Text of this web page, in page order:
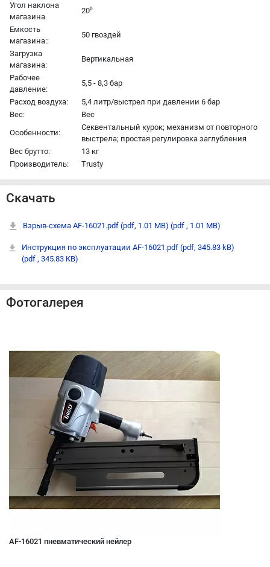
Угол наклона
магазина
20⁰
Емкость
магазина::
50 гвоздей
Загрузка
магазина:
Вертикальная
Рабочее
давление:
5,5 - 8,3 бар
Расход воздуха:
5,4 литр/выстрел при давлении 6 бар
Вес:
Вес
Особенности:
Секвентальный курок; механизм от повторного
выстрела; простая регулировка заглубления
Вес брутто:
13 кг
Производитель:
Trusty
Скачать
Взрыв-схема AF-16021.pdf (pdf, 1.01 MB) (pdf , 1.01 MB)
Инструкция по эксплуатации AF-16021.pdf (pdf, 345.83 kB)
(pdf , 345.83 KB)
Фотогалерея
AF-16021 пневматический нейлер